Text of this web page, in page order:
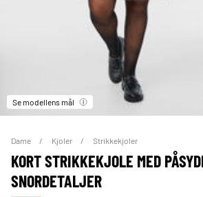
Se modellens mål
Dame Kjoler Strikkekjoler
KORT STRIKKEKJOLE MED
SNORDETALJER